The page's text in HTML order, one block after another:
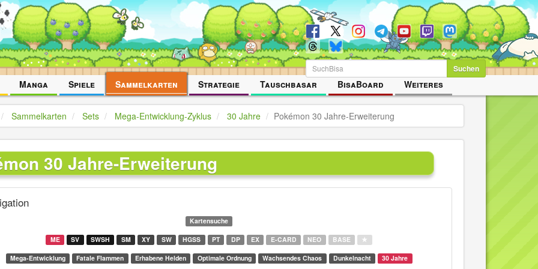
Manga Spiele Sammelkarten Strategie Tauschbasar BisaBoard Weiteres
Suchen
Sammelkarten Sets Mega-Entwicklung-Zyklus 30 Jahre Pokémon 30 Jahre-Erweiterung
30 Jahre-Erweiterung
Kartensuche
ME SV SWSH SM XY SW HGSS PT DP EX E-CARD NEO BASE ★
Mega-Entwicklung Fatale Flammen Erhabene Helden Optimale Ordnung Wachsendes Chaos Dunkelnacht 30 Jahre